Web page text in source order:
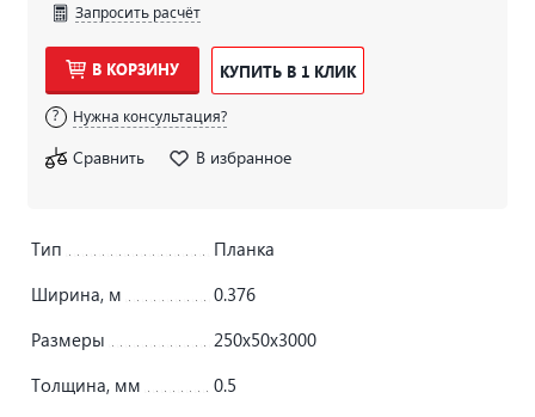
Запросить расчёт
В КОРЗИНУ КУПИТЬ В 1 КЛИК
Нужна консультация?
Сравнить В избранное
Тип
Планка
Ширина, м
0.376
Размеры
250х50х3000
Толщина, мм
0.5